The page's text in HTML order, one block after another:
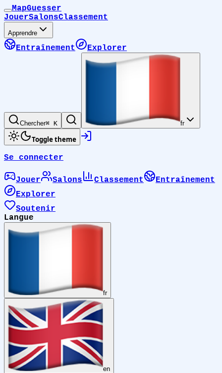
MapGuesser
JouerSalonsClassement
Apprendre
Entraînement Explorer
Chercher⌘ K fr
Toggle theme
Se connecter
Jouer Salons Classement
Entraînement
Explorer
Soutenir
Langue
fr
en